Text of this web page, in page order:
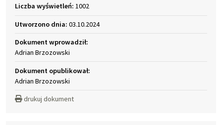
Liczba wyświetleń: 1002
Utworzono dnia: 03.10.2024
Dokument wprowadził:
Adrian Brzozowski
Dokument opublikował:
Adrian Brzozowski
drukuj dokument